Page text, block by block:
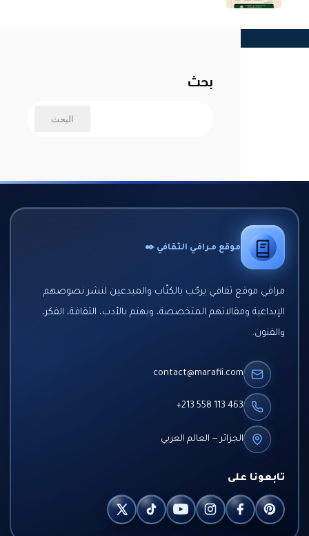
بحث
موقع مـرافـي الثقافي ✒️
مرافي موقع ثقافي يرحّب بالكتّاب والمبدعين لنشر نصوصهم
الإبداعية ومقالاتهم المتخصصة، ويهتم بالأدب، الثقافة، الفكر،
والفنون.
contact@marafii.com
+213 558 113 463
الجزائر — العالم العربي
تابعونا على